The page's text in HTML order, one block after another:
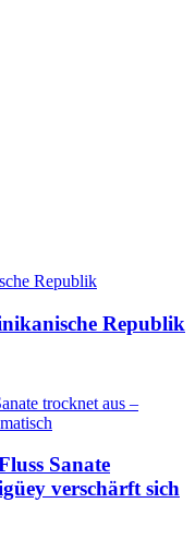
Republik
Sanate
verschärft sich